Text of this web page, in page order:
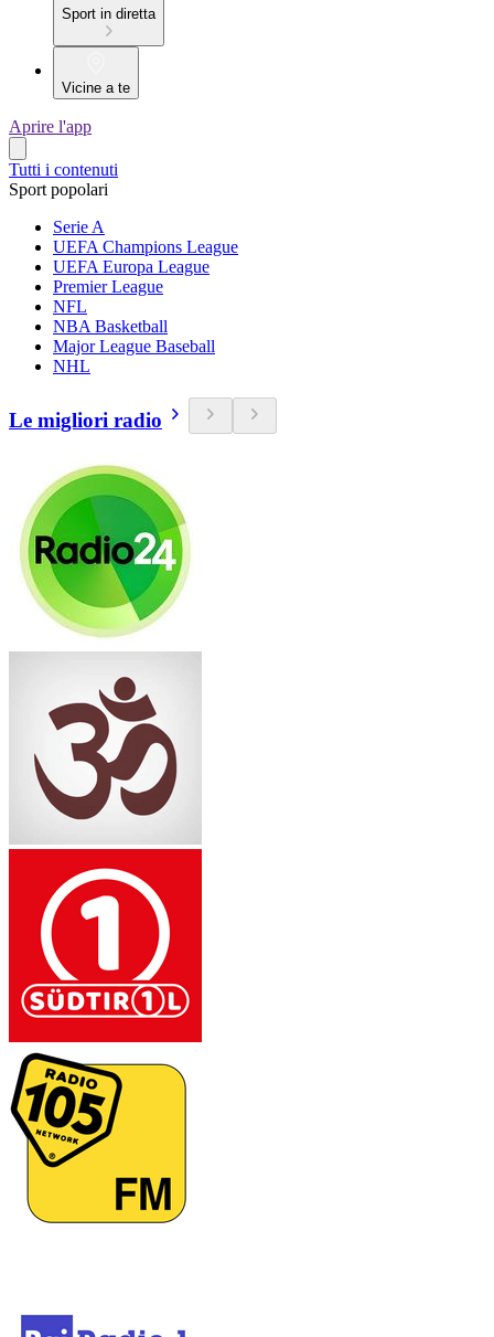
Sport in diretta
Vicine a te
Aprire l'app
Tutti i contenuti
Sport popolari
Serie A
UEFA Champions League
UEFA Europa League
Premier League
NFL
NBA Basketball
Major League Baseball
NHL
Le migliori radio